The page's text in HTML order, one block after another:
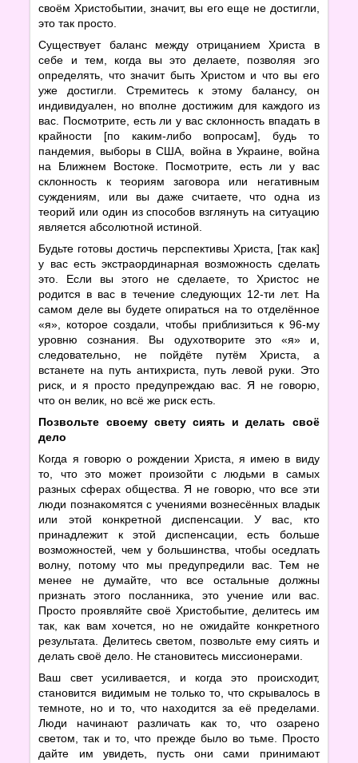
своём Христобытии, значит, вы его еще не достигли,
это так просто.
Существует баланс между отрицанием Христа в
себе и тем, когда вы это делаете, позволяя эго
определять, что значит быть Христом и что вы его
уже достигли. Стремитесь к этому балансу, он
индивидуален, но вполне достижим для каждого из
вас. Посмотрите, есть ли у вас склонность впадать в
крайности [по каким-либо вопросам], будь то
пандемия, выборы в США, война в Украине, война
на Ближнем Востоке. Посмотрите, есть ли у вас
склонность к теориям заговора или негативным
суждениям, или вы даже считаете, что одна из
теорий или один из способов взглянуть на ситуацию
является абсолютной истиной.
Будьте готовы достичь перспективы Христа, [так как]
у вас есть экстраординарная возможность сделать
это. Если вы этого не сделаете, то Христос не
родится в вас в течение следующих 12-ти лет. На
самом деле вы будете опираться на то отделённое
«я», которое создали, чтобы приблизиться к 96-му
уровню сознания. Вы одухотворите это «я» и,
следовательно, не пойдёте путём Христа, а
встанете на путь антихриста, путь левой руки. Это
риск, и я просто предупреждаю вас. Я не говорю,
что он велик, но всё же риск есть.
Позвольте своему свету сиять и делать своё
дело
Когда я говорю о рождении Христа, я имею в виду
то, что это может произойти с людьми в самых
разных сферах общества. Я не говорю, что все эти
люди познакомятся с учениями вознесённых владык
или этой конкретной диспенсации. У вас, кто
принадлежит к этой диспенсации, есть больше
возможностей, чем у большинства, чтобы оседлать
волну, потому что мы предупредили вас. Тем не
менее не думайте, что все остальные должны
признать этого посланника, это учение или вас.
Просто проявляйте своё Христобытие, делитесь им
так, как вам хочется, но не ожидайте конкретного
результата. Делитесь светом, позвольте ему сиять и
делать своё дело. Не становитесь миссионерами.
Ваш свет усиливается, и когда это происходит,
становится видимым не только то, что скрывалось в
темноте, но и то, что находится за её пределами.
Люди начинают различать как то, что озарено
светом, так и то, что прежде было во тьме. Просто
дайте им увидеть, пусть они сами принимают